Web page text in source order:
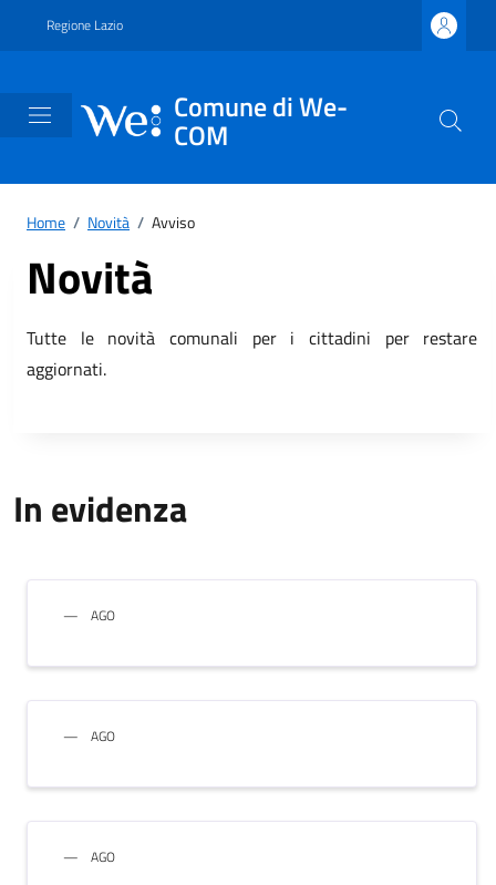
Regione Lazio
Comune di We-
COM
Home / Novità / Avviso
Novità
Tutte le novità comunali per i cittadini per restare
aggiornati.
In evidenza
AGO
AGO
AGO